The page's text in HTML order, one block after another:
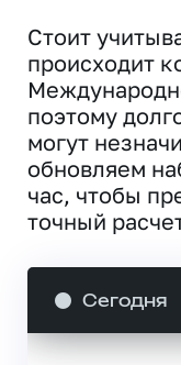
Стоит
происходит
поэтому
могут
обновляем
час, чтобы
точный
Сегодня